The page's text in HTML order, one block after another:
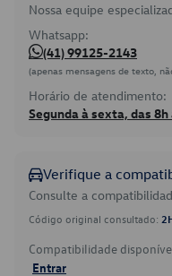
Nossa equipe
Whatsapp:
(41) 99125-2143
(apenas mensagens de texto,
Horário de atendimento:
Segunda à sexta, das 8h
Verifique a
Consulte a
Código original consultado:
Compatibilidade
Entrar